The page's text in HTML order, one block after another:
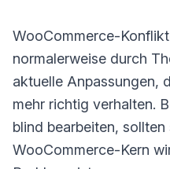
WooCommerce-
normalerweise durch
aktuelle Anpassungen,
mehr richtig verhalten.
blind bearbeiten,
WooCommerce-Kern